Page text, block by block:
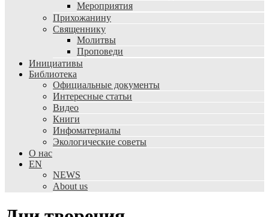
Мероприятия
Прихожанину
Священнику
Молитвы
Проповеди
Инициативы
Библиотека
Официальные документы
Интересные статьи
Видео
Книги
Инфоматериалы
Экологические советы
О нас
EN
NEWS
About us